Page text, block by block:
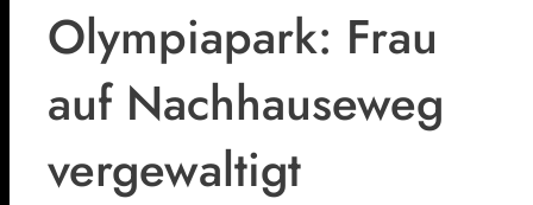
Olympiapark: Frau
auf Nachhauseweg
vergewaltigt